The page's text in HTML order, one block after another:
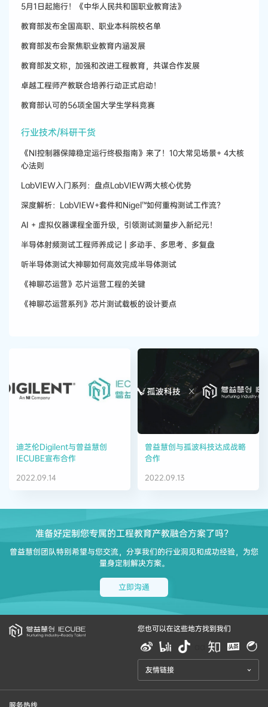
5月1日起施行！《中华人民共和国职业教育法》
教育部发布全国高职、职业本科院校名单
教育部发布会聚焦职业教育内涵发展
教育部发文称，加强和改进工程教育，共谋合作发展
卓越工程师产教联合培养行动正式启动！
教育部认可的56项全国大学生学科竞赛
行业技术/科研干货
《NI控制器保障稳定运行终极指南》来了！10大常见场景+ 4大核
心法则
LabVIEW入门系列：盘点LabVIEW两大核心优势
深度解析：LabVIEW+套件和Nigel™如何重构测试工作流？
AI + 虚拟仪器课程全面升级，引领测试测量步入新纪元！
半导体射频测试工程师养成记 | 多动手、多思考、多复盘
听半导体测试大神聊如何高效完成半导体测试
《神聊芯运营》芯片运营工程的关键
《神聊芯运营系列》芯片测试载板的设计要点
迪芝伦Digilent与曾益慧创
IECUBE宣布合作
2022.09.14
曾益慧创与孤波科技达成战略
合作
2022.09.13
准备好定制您专属的工程教育产教融合方案了吗？
曾益慧创团队特别希望与您交流，分享我们的行业洞见和成功经验，为您
量身定制解决方案。
立即沟通
您也可以在这些地方找到我们
友情链接